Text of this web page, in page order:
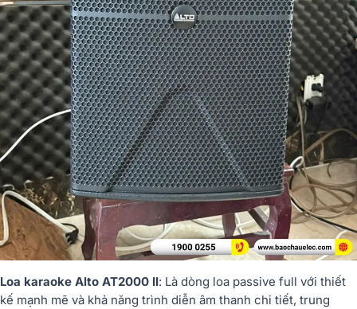
Loa karaoke Alto AT2000 II: Là dòng loa passive full với thiết
kế mạnh mẽ và khả năng trình diễn âm thanh chi tiết, trung